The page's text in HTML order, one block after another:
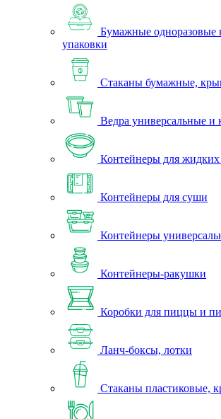
Бумажные одноразовые
упаковки
Стаканы бумажные,
Ведра универсальные
Контейнеры для
Контейнеры для суши
Контейнеры
Контейнеры-ракушки
Коробки для пиццы и
Ланч-боксы, лотки
Стаканы пластиковые,